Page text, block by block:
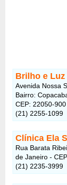
Brilho e Luz
Avenida Nossa
Bairro:
CEP: 22050-900
(21) 2255-1099
Clínica Ela
Rua Barata
de Janeiro -
(21) 2235-3999